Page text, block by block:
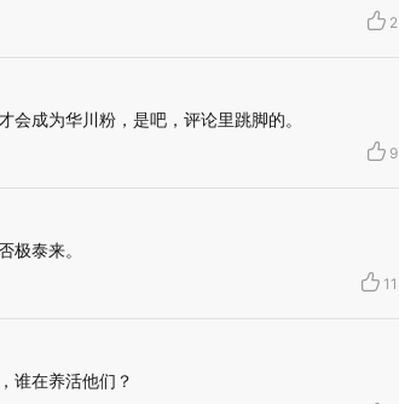
2
成为华川粉，是吧，评论里跳脚的。
9
极泰来。
11
谁在养活他们？